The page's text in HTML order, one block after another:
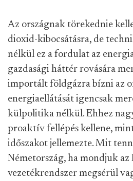
Az országnak törekednie
dioxid-kibocsátásra, de
nélkül ez a fordulat az
gazdasági háttér rovására
importált földgázra bízni az
energiaellátását igencsak
külpolitika nélkül. Ehhez
proaktív fellépés kellene,
időszakot jellemezte. Mit
Németország, ha mondjuk
vezetékrendszer megsérül